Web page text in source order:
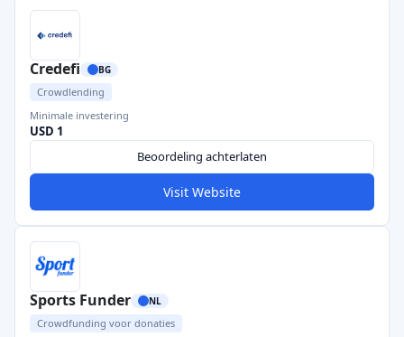
Credefi BG
Crowdlending
Minimale investering
USD 1
Beoordeling achterlaten
Visit Website
Sports Funder NL
Crowdfunding voor donaties